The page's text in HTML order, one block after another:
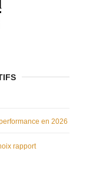
en 2026
rapport